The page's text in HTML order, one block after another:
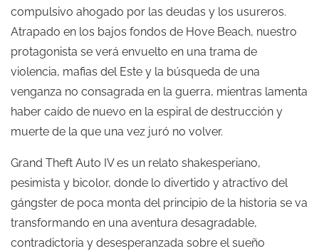
compulsivo ahogado por las deudas y los usureros.
Atrapado en los bajos fondos de Hove Beach, nuestro
protagonista se verá envuelto en una trama de
violencia, mafias del Este y la búsqueda de una
venganza no consagrada en la guerra, mientras lamenta
haber caído de nuevo en la espiral de destrucción y
muerte de la que una vez juró no volver.
Grand Theft Auto IV es un relato shakesperiano,
pesimista y bicolor, donde lo divertido y atractivo del
gángster de poca monta del principio de la historia se va
transformando en una aventura desagradable,
contradictoria y desesperanzada sobre el sueño